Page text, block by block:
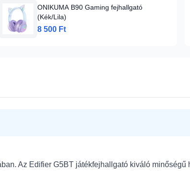
ONIKUMA B90 Gaming fejhallgató
(Kék/Lila)
8 500 Ft
Az Edifier G5BT játékfejhallgató kiváló